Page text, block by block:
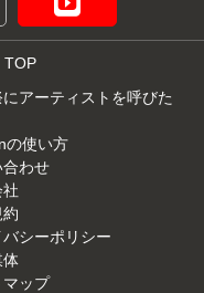
TOP
アーティストを呼びた
の使い方
合わせ
バシーポリシー
体
ップ